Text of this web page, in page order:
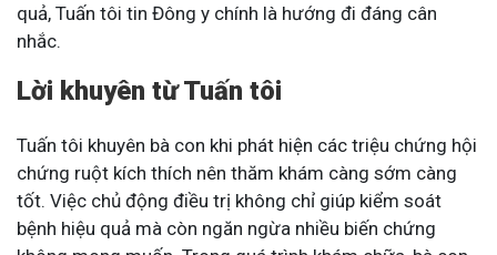
quả, Tuấn tôi tin Đông y chính là hướng đi đáng cân
nhắc.
Lời khuyên từ Tuấn tôi
Tuấn tôi khuyên bà con khi phát hiện các triệu chứng hội
chứng ruột kích thích nên thăm khám càng sớm càng
tốt. Việc chủ động điều trị không chỉ giúp kiểm soát
bệnh hiệu quả mà còn ngăn ngừa nhiều biến chứng